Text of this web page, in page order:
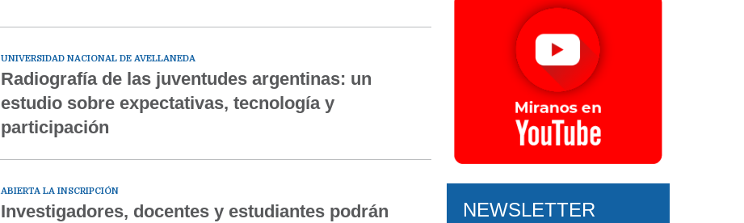
UNIVERSIDAD NACIONAL DE AVELLANEDA
Radiografía de las juventudes argentinas: un
estudio sobre expectativas, tecnología y
participación
ABIERTA LA INSCRIPCIÓN
Investigadores, docentes y estudiantes podrán
NEWSLETTER